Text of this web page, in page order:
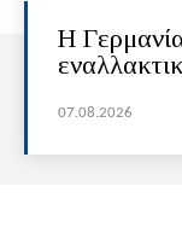
H
07.08.2026